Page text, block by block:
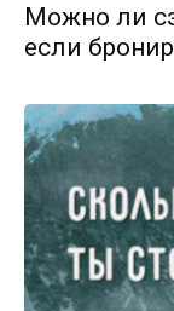
Можно ли
если